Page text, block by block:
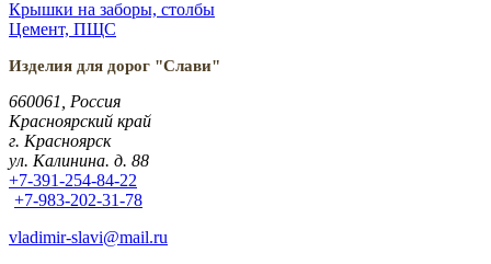
Крышки на заборы, столбы
Цемент, ПЩС
Изделия для дорог "Слави"
660061, Россия
Красноярский край
г. Красноярск
ул. Калинина. д. 88
+7-391-254-84-22
+7-983-202-31-78
vladimir-slavi@mail.ru